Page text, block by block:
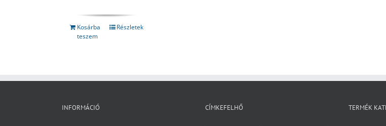
was:
5990 Ft.
is:
3210 Ft.
Kosárba
teszem
Részletek
INFORMÁCIÓ CÍMKEFELHŐ TERMÉK